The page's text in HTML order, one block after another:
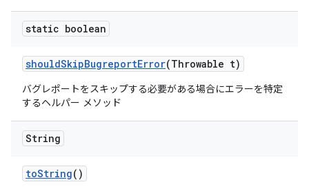
static boolean
shouldSkipBugreportError(Throwable t)
バグレポートをスキップする必要がある場合にエラーを特定
するヘルパー メソッド
String
toString()